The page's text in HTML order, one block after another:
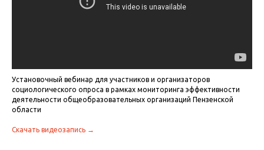
Установочный вебинар для участников и организаторов
социологического опроса в рамках мониторинга эффективности
деятельности общеобразовательных организаций Пензенской
области
Скачать видеозапись →